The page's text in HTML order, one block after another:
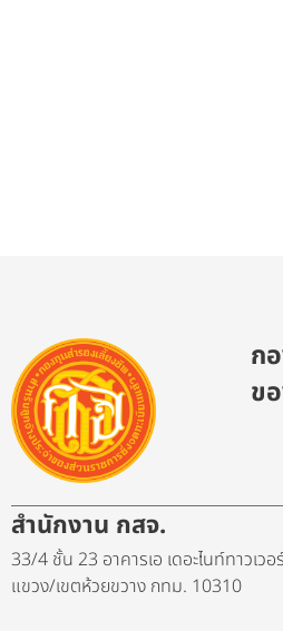
ก
ข
สำนักงาน กสจ.
33/4 ชั้น 23 อาคารเอ เดอะไนท์ทาวเว
แขวง/เขตห้วยขวาง กทม. 10310